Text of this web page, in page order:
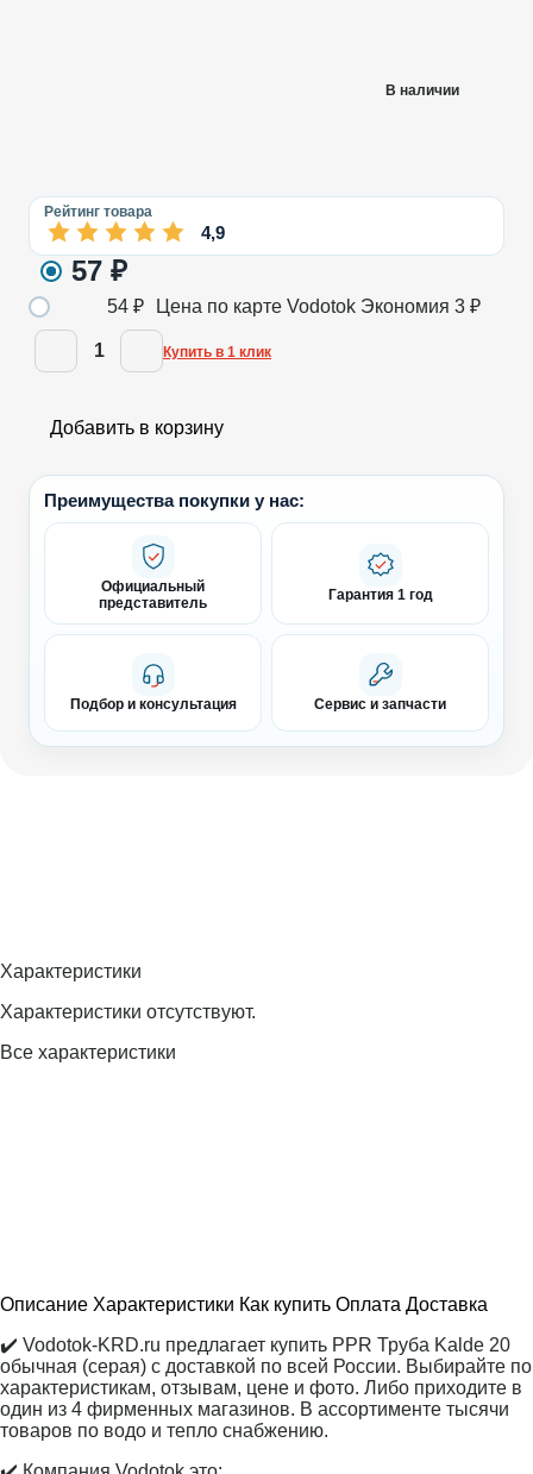
В наличии
Рейтинг товара
4,9
57 ₽
54 ₽ Цена по карте Vodotok Экономия 3 ₽
1 Купить в 1 клик
Добавить в корзину
Преимущества покупки у нас:
Официальный
представитель
Гарантия 1 год
Подбор и консультация Сервис и запчасти
Характеристики
Характеристики отсутствуют.
Все характеристики
Описание Характеристики Как купить Оплата Доставка
✔️ Vodotok-KRD.ru предлагает купить PPR Труба Kalde 20
обычная (серая) с доставкой по всей России. Выбирайте по
характеристикам, отзывам, цене и фото. Либо приходите в
один из 4 фирменных магазинов. В ассортименте тысячи
товаров по водо и тепло снабжению.